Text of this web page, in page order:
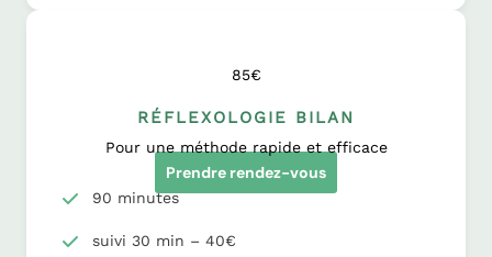
85€
RÉFLEXOLOGIE BILAN
Pour une méthode rapide et efficace
Prendre rendez-vous
90 minutes
suivi 30 min – 40€